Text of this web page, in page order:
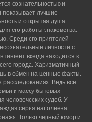
сознательностью и
показывает лучшие
и открытая душа
его работы знакомства.
Среди его приятелей
личности с
всегда находится в
города. Харизматичный
в обмен на ценные факты.
Ведь все
и массу бытовых
человеческих судеб. У
серия наполнена
Только черный юмор и